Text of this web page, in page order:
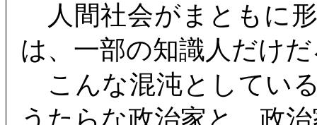
人間社会がまともに
は、一部の知識人だけ
こんな混沌としてい
うたらな政治家と、政